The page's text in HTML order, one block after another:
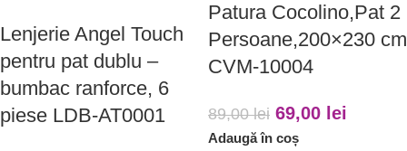
Lenjerie Angel Touch
pentru pat dublu –
bumbac ranforce, 6
piese LDB-AT0001
Patura Cocolino,Pat 2
Persoane,200×230 cm
CVM-10004
89,00lei 69,00 lei
Adaugă în coș